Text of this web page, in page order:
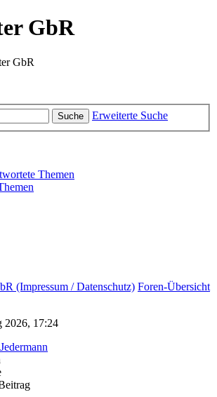
GbR
GbR
Suche Erweiterte Suche
Themen
(Impressum / Datenschutz) Foren-Übersicht
2026, 17:24